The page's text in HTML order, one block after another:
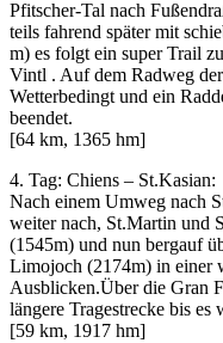
Pfitscher-Tal nach
teils fahrend später mit
m) es folgt ein super Trail
Vintl . Auf dem Radweg
Wetterbedingt und ein
beendet.
[64 km, 1365 hm]
4. Tag: Chiens – St.Kasian:
Nach einem Umweg nach
weiter nach, St.Martin und
(1545m) und nun bergauf
Limojoch (2174m) in einer
Ausblicken.Über die Gran
längere Tragestrecke bis es
[59 km, 1917 hm]